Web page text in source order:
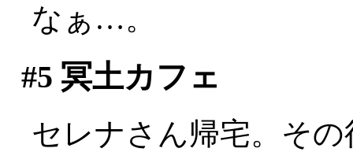
なぁ…。
#5 冥土カフェ
セレナさん帰宅。そ